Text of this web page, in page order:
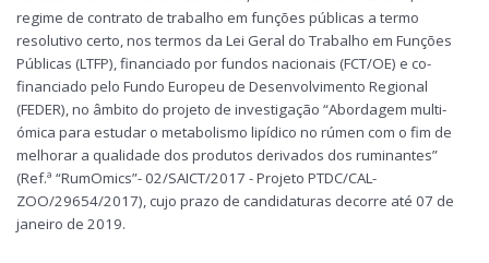
regime de contrato de trabalho em funções públicas a termo
resolutivo certo, nos termos da Lei Geral do Trabalho em Funções
Públicas (LTFP), financiado por fundos nacionais (FCT/OE) e co-
financiado pelo Fundo Europeu de Desenvolvimento Regional
(FEDER), no âmbito do projeto de investigação “Abordagem multi-
ómica para estudar o metabolismo lipídico no rúmen com o fim de
melhorar a qualidade dos produtos derivados dos ruminantes”
(Ref.ª “RumOmics”- 02/SAICT/2017 - Projeto PTDC/CAL-
ZOO/29654/2017), cujo prazo de candidaturas decorre até 07 de
janeiro de 2019.